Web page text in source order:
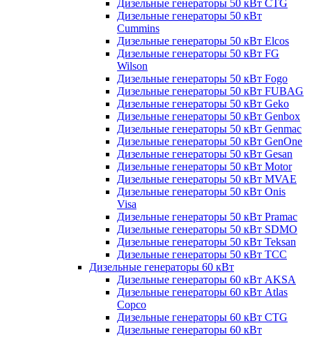
Дизельные генераторы 50 кВт CTG
Дизельные генераторы 50 кВт
Cummins
Дизельные генераторы 50 кВт Elcos
Дизельные генераторы 50 кВт FG
Wilson
Дизельные генераторы 50 кВт Fogo
Дизельные генераторы 50 кВт FUBAG
Дизельные генераторы 50 кВт Geko
Дизельные генераторы 50 кВт Genbox
Дизельные генераторы 50 кВт Genmac
Дизельные генераторы 50 кВт GenOne
Дизельные генераторы 50 кВт Gesan
Дизельные генераторы 50 кВт Motor
Дизельные генераторы 50 кВт MVAE
Дизельные генераторы 50 кВт Onis
Visa
Дизельные генераторы 50 кВт Pramac
Дизельные генераторы 50 кВт SDMO
Дизельные генераторы 50 кВт Teksan
Дизельные генераторы 50 кВт ТСС
Дизельные генераторы 60 кВт
Дизельные генераторы 60 кВт AKSA
Дизельные генераторы 60 кВт Atlas
Copco
Дизельные генераторы 60 кВт CTG
Дизельные генераторы 60 кВт